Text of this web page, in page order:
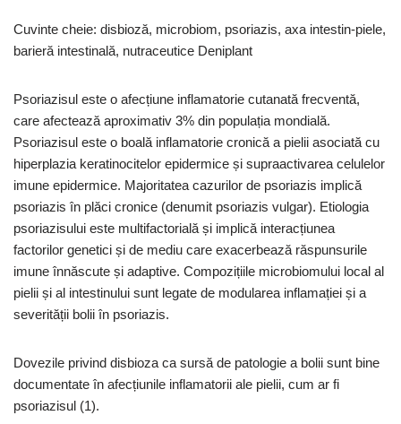
Cuvinte cheie: disbioză, microbiom, psoriazis, axa intestin-piele,
barieră intestinală, nutraceutice Deniplant
Psoriazisul este o afecțiune inflamatorie cutanată frecventă,
care afectează aproximativ 3% din populația mondială.
Psoriazisul este o boală inflamatorie cronică a pielii asociată cu
hiperplazia keratinocitelor epidermice și supraactivarea celulelor
imune epidermice. Majoritatea cazurilor de psoriazis implică
psoriazis în plăci cronice (denumit psoriazis vulgar). Etiologia
psoriazisului este multifactorială și implică interacțiunea
factorilor genetici și de mediu care exacerbează răspunsurile
imune înnăscute și adaptive. Compozițiile microbiomului local al
pielii și al intestinului sunt legate de modularea inflamației și a
severității bolii în psoriazis.
Dovezile privind disbioza ca sursă de patologie a bolii sunt bine
documentate în afecțiunile inflamatorii ale pielii, cum ar fi
psoriazisul (1).